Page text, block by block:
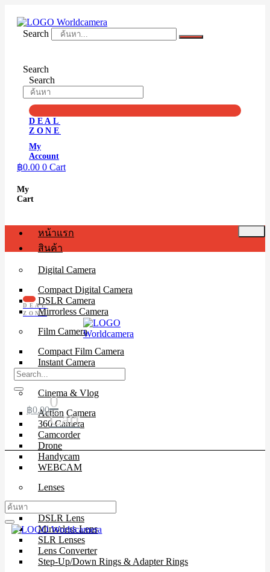
contentSearch
Search
Search
DEAL
ZONE
My
Account
฿0.00 0 Cart
My
Cart
หน้าแรก
สินค้า
Digital Camera
Compact Digital Camera
DSLR Camera
Mirrorless Camera
Film Camera
Compact Film Camera
Instant Camera
SLR Camera
Cinema & Vlog
Action Camera
360 Camera
Camcorder
Drone
Handycam
WEBCAM
Lenses
DSLR Lens
Mirrorless Lens
SLR Lenses
Lens Converter
Step-Up/Down Rings & Adapter Rings
DEAL
ZONE
฿0.000
Cart